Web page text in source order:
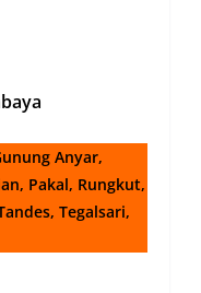
Anyar,
Pakal, Rungkut,
Tegalsari,